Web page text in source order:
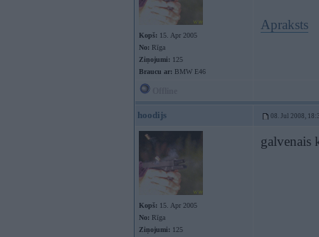
Kopš: 15. Apr 2005
No: Rīga
Ziņojumi: 125
Braucu ar: BMW E46
Apraksts
hoodijs 08. Jul 2008,
Kopš: 15. Apr 2005
No: Rīga
Ziņojumi: 125
galvenais